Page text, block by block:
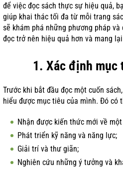
để việc đọc sách thực sự hiệu quả,
giúp khai thác tối đa từ mỗi trang
sẽ khám phá những phương pháp
đọc trở nên hiệu quả hơn và mang
1. Xác định mục
Trước khi bắt đầu đọc một cuốn
hiểu được mục tiêu của mình. Đó có
Nhận được kiến thức mới về
Phát triển kỹ năng và năng lực;
Giải trí và thư giãn;
Nghiên cứu những ý tưởng và